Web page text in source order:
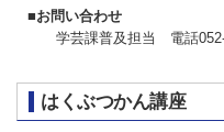
■お問い合わせ
学芸課普及担当 電話052-
はくぶつかん講座